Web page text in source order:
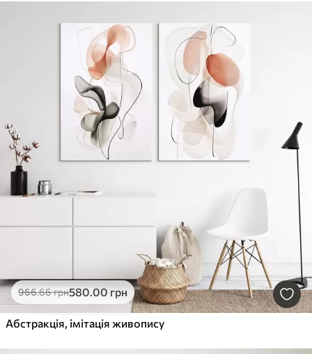
966.66грн580.00 грн
Абстракція, імітація живопису